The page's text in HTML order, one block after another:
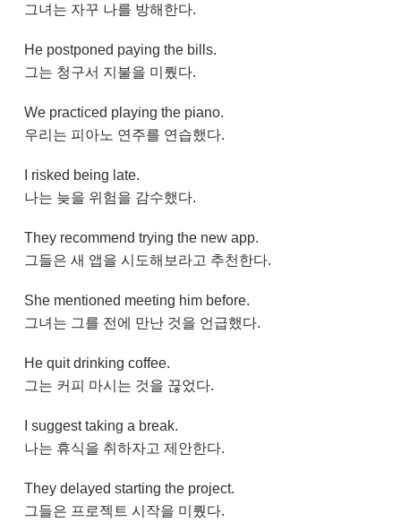
그녀는 자꾸 나를 방해한다.
He postponed paying the bills.
그는 청구서 지불을 미뤘다.
We practiced playing the piano.
우리는 피아노 연주를 연습했다.
I risked being late.
나는 늦을 위험을 감수했다.
They recommend trying the new app.
그들은 새 앱을 시도해보라고 추천한다.
She mentioned meeting him before.
그녀는 그를 전에 만난 것을 언급했다.
He quit drinking coffee.
그는 커피 마시는 것을 끊었다.
I suggest taking a break.
나는 휴식을 취하자고 제안한다.
They delayed starting the project.
그들은 프로젝트 시작을 미뤘다.